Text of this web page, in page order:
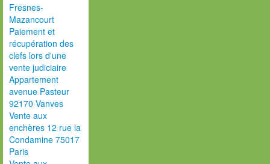
Fresnes-
Mazancourt
Paiement et
récupération des
clefs lors d'une
vente judiciaire
Appartement
avenue Pasteur
92170 Vanves
Vente aux
enchères 12 rue la
Condamine 75017
Paris